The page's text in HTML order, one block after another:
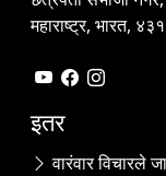
महाराष्ट्र, भारत,
इतर
वारंवार विचारले